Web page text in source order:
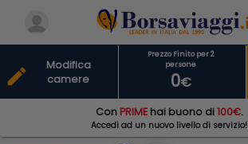
Prezzo Finito per 2
persone
0€
edit
Modifica
camere
Con PRIMEhai buono di100€.
Accedi ad un nuovo livello di servizio!